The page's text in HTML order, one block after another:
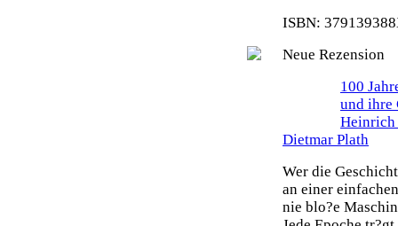
ISBN:
Neue Rezension
100
und ihre
Heinrich
Dietmar Plath
Wer die
an einer
nie blo?e